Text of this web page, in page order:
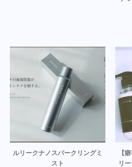
ルリークナノスパークリングミ
スト
【
リ